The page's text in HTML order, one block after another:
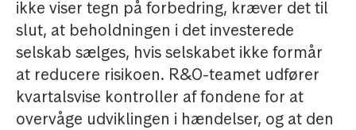
ikke viser tegn på forbedring, kræver det til
slut, at beholdningen i det investerede
selskab sælges, hvis selskabet ikke formår
at reducere risikoen. R&O-teamet udfører
kvartalsvise kontroller af fondene for at
overvåge udviklingen i hændelser, og at den